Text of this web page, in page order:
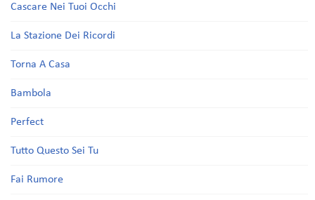
Cascare Nei Tuoi Occhi
La Stazione Dei Ricordi
Torna A Casa
Bambola
Perfect
Tutto Questo Sei Tu
Fai Rumore